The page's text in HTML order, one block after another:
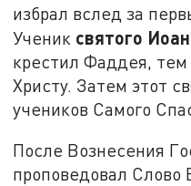
избрал вслед за
Ученик святого
крестил Фаддея,
Христу. Затем этот
учеников Самого
После Вознесения
проповедовал Слово